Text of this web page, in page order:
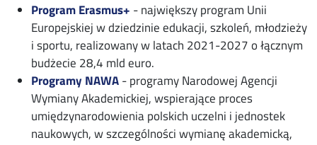
Program Erasmus+ - największy program Unii
Europejskiej w dziedzinie edukacji, szkoleń, młodzieży
i sportu, realizowany w latach 2021-2027 o łącznym
budżecie 28,4 mld euro.
Programy NAWA- programy Narodowej Agencji
Wymiany Akademickiej, wspierające proces
umiędzynarodowienia polskich uczelni i jednostek
naukowych, w szczególności wymianę akademicką,